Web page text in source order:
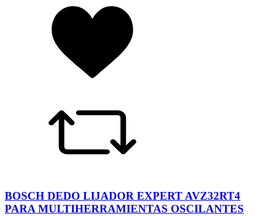
BOSCH DEDO LIJADOR EXPERT AVZ32RT4
PARA MULTIHERRAMIENTAS OSCILANTES